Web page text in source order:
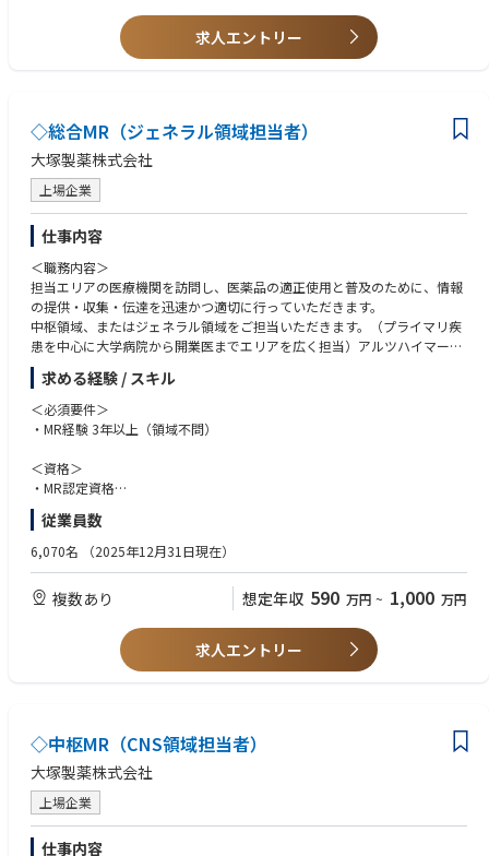
◆歓迎スキル・経験
・顧客課題をもとに要件定義、仕様策定、機能改善を行った経験
・エンジニア、デザイナー、ビジネスサイド、顧客など複数関係者を巻き
・AI技術を単なる技術実装ではなく、業務変革・現場活用につなげる視点
・不確実性の高い新規プロダクト開発において、仮説検証を進めながら形
にしていく推進力
・自然言語処理、機械学習、検索エンジン、文書解析、データ構造化に関
する知識・経験
・製造業、設計開発、生産技術、品質保証、PLM、BOM、CAD、CAE、FM
EA等に関する業務知識
・製造業向けSaaS、業務システム、PLM／PDM、ナレッジマネジメントシ
ステム等の開発・導入経験
・BtoB SaaSまたはエンタープライズ向けプロダクトにおけるセキュリテ
ィ、権限管理、監査ログ、データ分離等の設計経験
・PoCから本番導入、定着化、プロダクト化までを推進した経験
・コンサルティングファーム、SIer、事業会社DX部門、AIスタートアップ
等でのプロジェクト推進経験
・開発チームの立ち上げ、採用、育成、開発プロセス整備の経験
求人エントリー
◇総合MR（ジェネラル領域担当者）
大塚製薬株式会社
上場企業
仕事内容
＜職務内容＞
担当エリアの医療機関を訪問し、医薬品の適正使用と普及のために、情報
の提供・収集・伝達を迅速かつ適切に行っていただきます。
中枢領域、またはジェネラル領域をご担当いただきます。（プライマリ疾
患を中心に大学病院から開業医までエリアを広く担当）アルツハイマー型
認知症・高血圧・高脂血症、逆流性食道炎、アトピー
求める経験 / スキル
＜必須要件＞
・MR経験 3年以上（領域不問）
＜資格＞
・MR認定資格
・普通運転免許
＜歓迎要件＞
・社内外の関係部署と協調して連携、行動できるコミュニケーション能力
・周囲を巻き込みながら、業務を遂行できるリーダーシップ
＜マインド・人柄＞
・地域医療に貢献しようとする志のある方
従業員数
6,070名 （2025年12月31日現在）
複数あり 想定年収 590 万円 ~ 1,000 万円
求人エントリー
◇中枢MR（CNS領域担当者）
大塚製薬株式会社
上場企業
仕事内容